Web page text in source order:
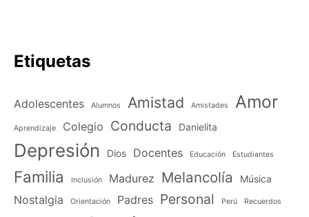
Etiquetas
Adolescentes Alumnos Amistad Amistades Amor
Aprendizaje Colegio Conducta Danielita
Depresión Dios Docentes Educación Estudiantes
Familia Inclusión Madurez Melancolía Música
Nostalgia Orientación Padres Personal Perú Recuerdos